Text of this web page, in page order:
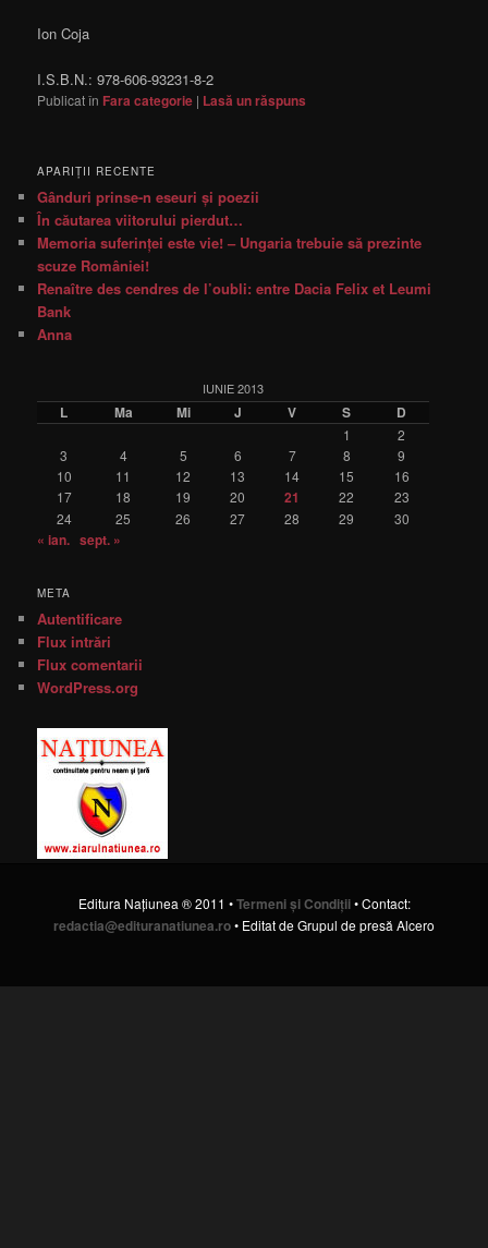
Ion Coja
I.S.B.N.: 978-606-93231-8-2
Publicat în Fara categorie | Lasă un răspuns
APARIŢII RECENTE
Gânduri prinse-n eseuri şi poezii
În căutarea viitorului pierdut…
Memoria suferinţei este vie! – Ungaria trebuie să prezinte
scuze României!
Renaître des cendres de l’oubli: entre Dacia Felix et Leumi
Bank
Anna
IUNIE 2013
L Ma Mi J V S D
1
2
3
4 5 6 7 8
9
10
11 12 13 14 15
16
17
18 19 20 21 22
23
24
25 26 27 28 29 30
« ian. sept. »
META
Autentificare
Flux intrări
Flux comentarii
WordPress.org
Editura Naţiunea ® 2011 •Termeni şi Condiţii• Contact:
redactia@edituranatiunea.ro• Editat de Grupul de presă Alcero